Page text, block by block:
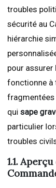
troubles
sécurité au
hiérarchie
pour assurer
fonctionne à
fragmentées
qui sape
particulier
troubles
1.1.